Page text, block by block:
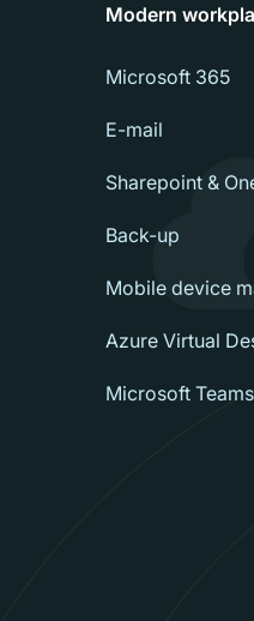
Modern
Microsoft 365
E-mail
Sharepoint &
Back-up
Mobile device
Azure Virtual
Microsoft Teams